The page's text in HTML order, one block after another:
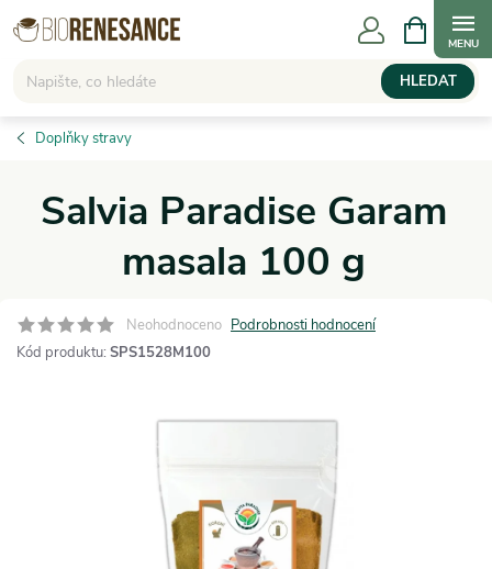
Přejít
na
HLEDAT
NÁKUPNÍ
KOŠÍK
Doplňky stravy
Salvia Paradise Garam
masala 100 g
Neohodnoceno Podrobnosti hodnocení
Kód produktu: SPS1528M100